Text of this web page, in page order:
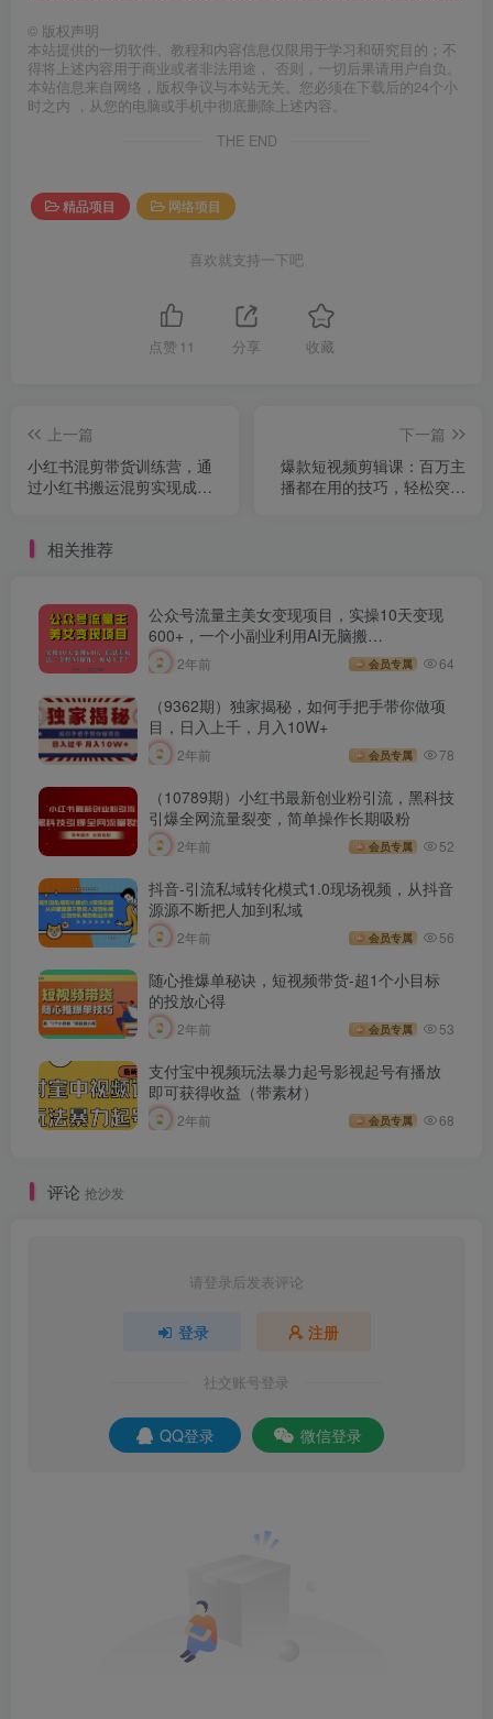
© 版权声明
本站提供的一切软件、教程和内容信息仅限用于学习和研究目的；不
得将上述内容用于商业或者非法用途， 否则，一切后果请用户自负。
本站信息来自网络，版权争议与本站无关。您必须在下载后的24个小
时之内 ，从您的电脑或手机中彻底删除上述内容。
THE END
精品项目 网络项目
喜欢就支持一下吧
点赞 11 分享 收藏
上一篇
小红书混剪带货训练营，通
过小红书搬运混剪实现成交
下一篇
爆款短视频剪辑课：百万主
播都在用的技巧，轻松突破
相关推荐
公众号流量主美女变现项目，实操10天变现
600+，一个小副业利用AI无脑搬…
2年前 会员专属 64
（9362期）独家揭秘，如何手把手带你做项
目，日入上千，月入10W+
2年前 会员专属 78
（10789期）小红书最新创业粉引流，黑科技
引爆全网流量裂变，简单操作长期吸粉
2年前 会员专属 52
抖音-引流私域转化模式1.0现场视频，从抖音
源源不断把人加到私域
2年前 会员专属 56
随心推爆单秘诀，短视频带货-超1个小目标
的投放心得
2年前 会员专属 53
支付宝中视频玩法暴力起号影视起号有播放
即可获得收益（带素材）
2年前 会员专属 68
评论 抢沙发
请登录后发表评论
登录 注册
社交账号登录
QQ登录 微信登录